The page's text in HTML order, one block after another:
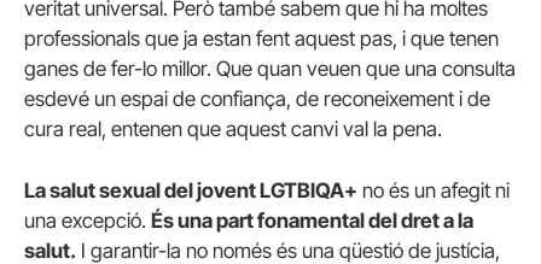
veritat universal. Però també sabem que hi ha moltes
professionals que ja estan fent aquest pas, i que tenen
ganes de fer-lo millor. Que quan veuen que una consulta
esdevé un espai de confiança, de reconeixement i de
cura real, entenen que aquest canvi val la pena.
La salut sexual del jovent LGTBIQA+ no és un afegit ni
una excepció. És una part fonamental del dret a la
salut. I garantir-la no només és una qüestió de justícia,